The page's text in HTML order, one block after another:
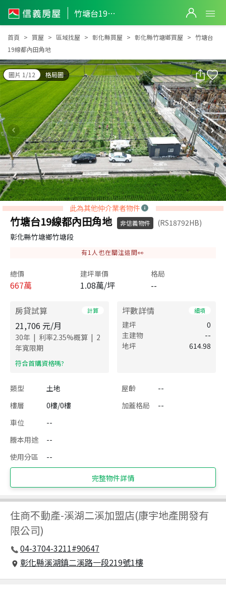
竹塘台19線都內田角地
竹塘台19線都內田角地
首頁 買屋 區域找屋 彰化縣買屋 彰化縣竹塘鄉買屋
竹塘台
19線都內田角地
圖片 1/12 格局圖
此為其他仲介業者物件
竹塘台19線都內田角地 非信義物件
(RS18792HB)
彰化縣竹塘鄉竹塘段
有1 人也在關注這間👀
總價
667萬
建坪單價
1.08萬/坪
格局
--
房貸試算 計算
21,706 元/月
30年 | 利率2.35%概算 | 2
年寬限期
​符合首購資格嗎?
坪數詳情 細項
建坪
0
主建物
--
地坪
614.98
類型 土地 屋齡
--
樓層
0樓/0樓 加蓋格局
--
車位
--
謄本用途
--
使用分區
--
完整物件詳情
住商不動產-溪湖二溪加盟店(康宇地產開發有
限公司)
04-3704-3211#90647
彰化縣溪湖鎮二溪路一段219號1樓